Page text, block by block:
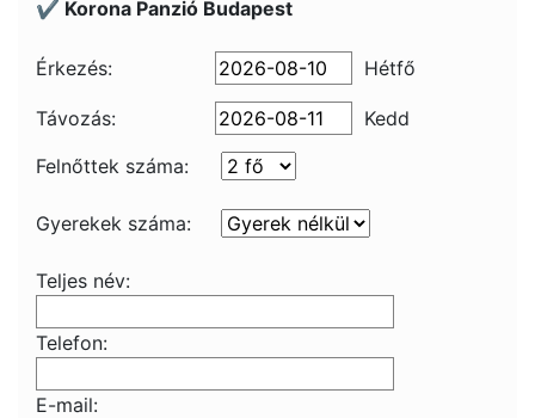
✔️ Korona Panzió Budapest
Érkezés: Hétfő
Távozás:
Kedd
Felnőttek száma:
Gyerekek száma:
Teljes név:
Telefon:
E-mail: